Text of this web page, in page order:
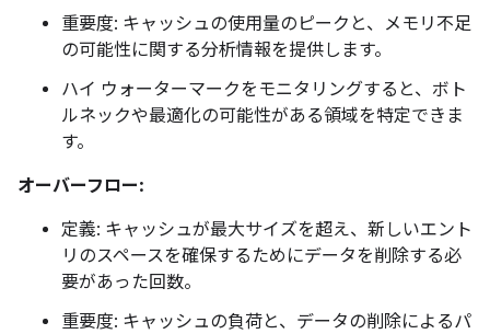
重要度: キャッシュの使用量のピークと、メモリ不足
の可能性に関する分析情報を提供します。
ハイ ウォーターマークをモニタリングすると、ボト
ルネックや最適化の可能性がある領域を特定できま
す。
オーバーフロー:
定義: キャッシュが最大サイズを超え、新しいエント
リのスペースを確保するためにデータを削除する必
要があった回数。
重要度: キャッシュの負荷と、データの削除によるパ